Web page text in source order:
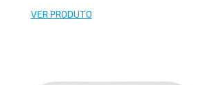
VER PRODUTO